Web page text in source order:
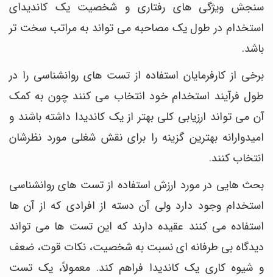
سنجش ویژگی های رفتاری و شخصیت یک کاندیدای
استخدام در طول یک مصاحبه می تواند به مراتب سخت تر
باشد.
برخی از کارفرمایان استفاده از تست های روانشناسی را در
طول فرآیند استخدام خود انتخاب می کنند چون به کمک
آن می تواند ارزیابی کلی بهتر از یک کاندیدا داشته باشند و
امیدوارانه بهترین گزینه را برای نقش شغلی مورد نظرشان
انتخاب کنند.
بحث هایی در مورد ارزش استفاده از تست های روانشناسی
استخدام وجود دارد ولی آن دسته از افرادی که از آن ها
استفاده می کنند عقیده دارند که این تست ها می تواند
دیدگاه بی طرفانه ای نسبت به شخصیت، نکات قوت، ضعف
و شیوه کاری یک کاندیدا فراهم کند. معمولاً، یک تست